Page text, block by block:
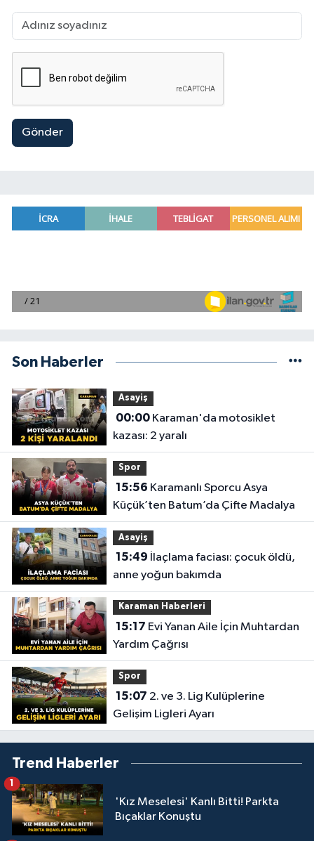
Gönder
Son Haberler
Asayiş
00:00Karaman'da motosiklet
kazası: 2 yaralı
Spor
15:56
Küçük’ten Batum’da Çifte Madalya
Asayiş
15:49
anne yoğun bakımda
Karaman Haberleri
15:17
Yardım Çağrısı
Spor
15:07
Gelişim Ligleri Ayarı
Trend Haberler
'Kız Meselesi' Kanlı Bitti! Parkta
Bıçaklar Konuştu
1